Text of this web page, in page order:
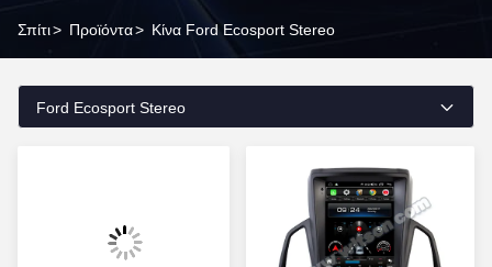
Σπίτι> Προϊόντα> Κίνα Ford Ecosport Stereo
Ford Ecosport Stereo